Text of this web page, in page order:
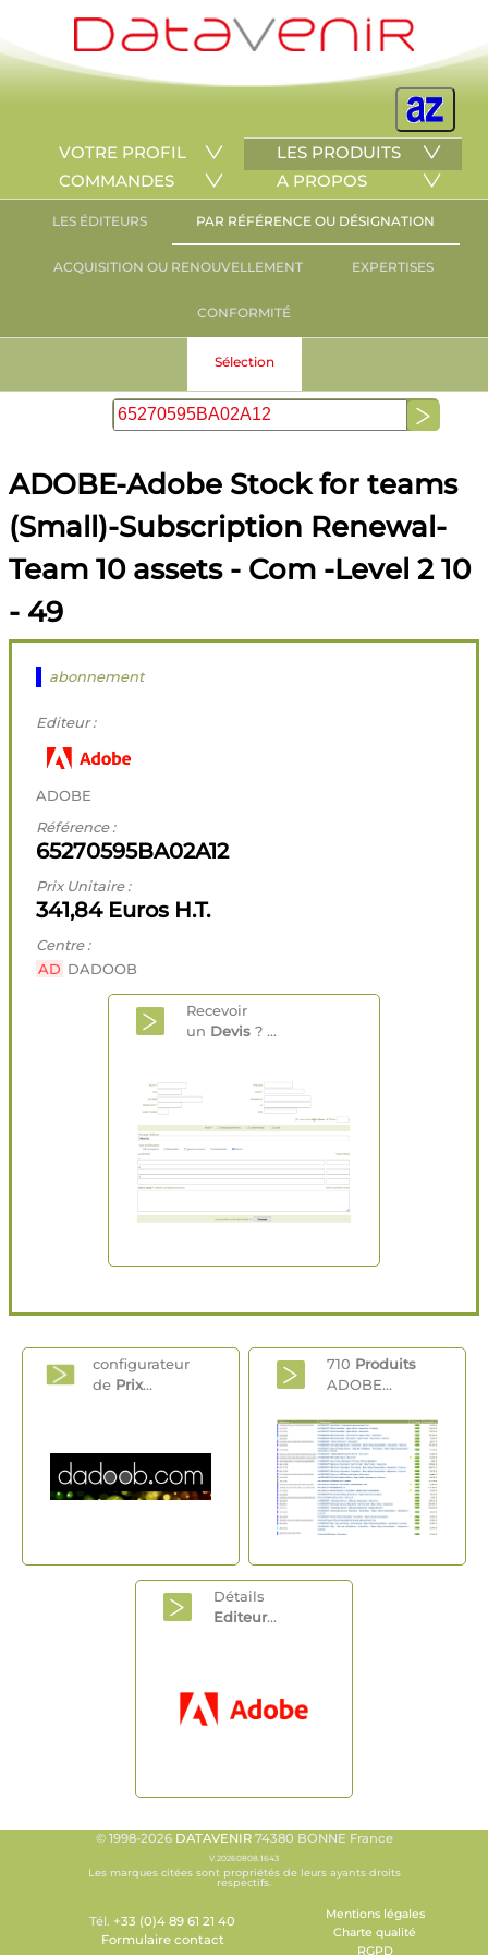
VOTRE PROFIL
LES PRODUITS
COMMANDES
A PROPOS
LES ÉDITEURS PAR RÉFÉRENCE OU DÉSIGNATION
ACQUISITION OU RENOUVELLEMENT EXPERTISES
CONFORMITÉ
Sélection
ADOBE-Adobe Stock for teams
(Small)-Subscription Renewal-
Team 10 assets - Com -Level 2 10
- 49
abonnement
Editeur :
ADOBE
Référence :
65270595BA02A12
Prix Unitaire :
341,84 Euros H.T.
Centre :
AD DADOOB
Recevoir
un Devis ? ...
configurateur
de Prix...
710 Produits
ADOBE...
Détails
Editeur...
© 1998-2026 DATAVENIR74380 BONNE France
V.20260808.1643
Les marques citées sont propriétés de leurs ayants droits
respectifs.
Tél. +33 (0)4 89 61 21 40
Formulaire contact
Mentions légales
Charte qualité
RGPD